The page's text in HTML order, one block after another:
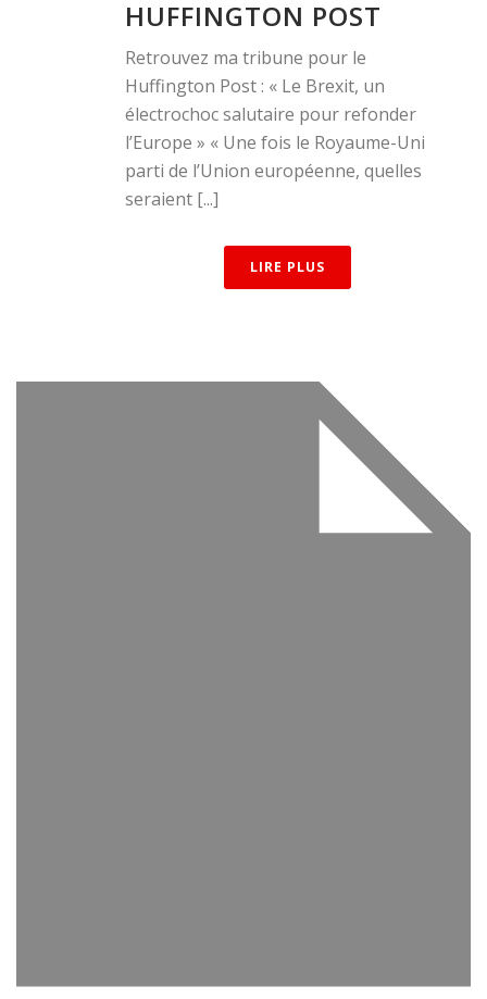
HUFFINGTON POST
Retrouvez ma tribune pour le
Huffington Post : « Le Brexit, un
électrochoc salutaire pour refonder
l’Europe » « Une fois le Royaume-Uni
parti de l’Union européenne, quelles
seraient [...]
LIRE PLUS